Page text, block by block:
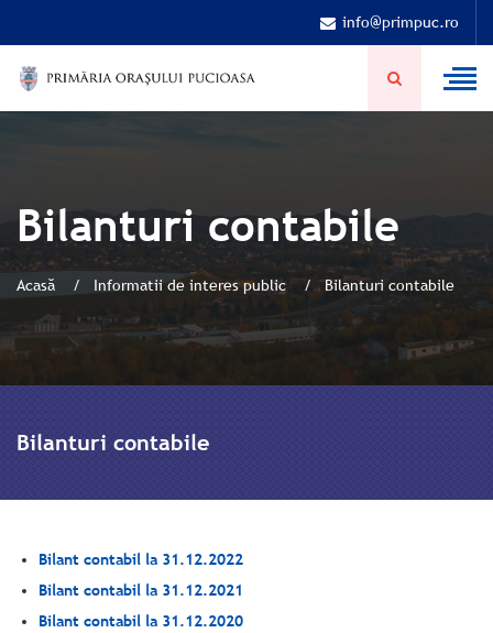
info@primpuc.ro
Bilanturi contabile
Acasă Informatii de interes public Bilanturi contabile
Bilanturi contabile
Bilant contabil la 31.12.2022
Bilant contabil la 31.12.2021
Bilant contabil la 31.12.2020